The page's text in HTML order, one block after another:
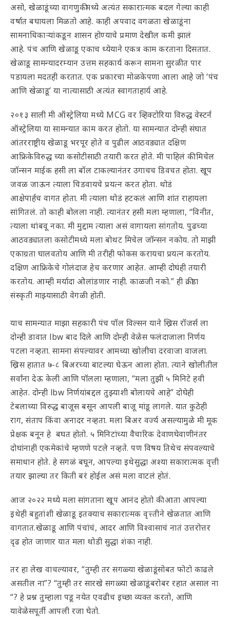
असो, खेळाडूंच्या वागणुकीमध्ये अत्यंत सकारात्मक बदल गेल्या काही
वर्षात बघायला मिळतो आहे. काही अपवाद वगळता खेळाडूंना
सामनाधिकाऱ्यांकडून शासन होण्याचे प्रमाण देखील कमी झालं
आहे. पंच आणि खेळाडू एकाच ध्येयाने एकत्र काम करताना दिसतात.
खेळाडू सामन्यादरम्यान उत्तम सहकार्य करून सामना सुरळीत पार
पडायला मदतही करतात. एक प्रकारचा मोळकेपणा आला आहे जो ‘पंच
आणि खेळाडू’ या नात्यासाठी अत्यंत स्वागताहार्य आहे.
२०१३ साली मी ऑस्ट्रेलिया मध्ये MCG वर व्हिक्टोरिया विरुद्ध वेस्टर्न
ऑस्ट्रेलिया या सामन्यात काम करत होतो. या सामन्यात दोन्ही संघात
आंतरराष्ट्रीय खेळाडू भरपूर होते व पुढील आठवड्यात दक्षिण
आफ्रिकेविरुद्ध च्या कसोटीसाठी तयारी करत होते. मी पाहिलं की मिचेल
जॉन्सन माईक हसी ला बॉल टाकल्यानंतर उगाचच डिवचत होता. खूप
जवळ जाऊन त्याला चिडवायचे प्रयत्न करत होता. थोडं
आक्षेपार्हच वागत होता. मी त्याला थोडं हटकलं आणि शांत राहायला
सांगितलं. तो काही बोलला नाही. त्यानंतर हसी मला म्हणाला, “विनीत,
त्याला थांबवू नका. मी मुद्दाम त्याला असं वागायला सांगतोय. पुढच्या
आठवड्यातला कसोटीमध्ये मला बोथट मिचेल जॉन्सन नकोय. तो माझी
एकाग्रता घालवतोय आणि मी तरीही फोकस करायचा प्रयत्न करतोय.
दक्षिण आफ्रिकेचे गोलंदाज हेच करणार आहेत. आम्ही दोघंही तयारी
करतोय. आम्ही मर्यादा ओलांडणार नाही. काळजी नको.” ही क्रीडा
संस्कृती माझ्यासाठी वेगळी होती.
याच सामन्यात माझा सहकारी पंच पॉल विल्सन याने ख्रिस रॉजर्स ला
दोन्ही डावात lbw बाद दिले आणि दोन्ही वेळेस फलंदाजाला निर्णय
पटला नव्हता. सामना संपल्यावर आमच्या खोलीचा दरवाजा वाजला.
ख्रिस हातात ७-८ बिअरच्या बाटल्या घेऊन आला होता. त्याने खोलीतील
सर्वांना देऊ केली आणि पॉलला म्हणाला, “मला तुझी ५ मिनिटे हवी
आहेत. दोन्ही lbw निर्णयांबद्दल तुझ्याशी बोलायचे आहे” दोघेही
टेबलाच्या विरुद्ध बाजूस बसून आपली बाजू मांडू लागले. यात कुठेही
राग, संताप किंवा अनादर नव्हता. मला बिअर वर्ज्य असल्यामुळे मी मूक
प्रेक्षक बनून हे बघत होतो. ५ मिनिटांच्या वैचारिक देवाणघेवाणीनंतर
दोघांनाही एकमेकांचे म्हणणे पटले नव्हते. पण विषय तिथेच संपवल्याचे
समाधान होते. हे सगळं बघून, आपल्या इथेसुद्धा अश्या सकारात्मक वृत्ती
तयार झाल्या तर किती बरं होईल असं मला वाटलं होतं.
आज २०२२ मध्ये मला सांगताना खूप आनंद होतो की आता आपल्या
इथेही बहुतांशी खेळाडू इतक्याच सकारात्मक वृत्त्तीने खेळतात आणि
वागतात.खेळाडू आणि पंचांचं, आदर आणि विश्वासाचं नातं उत्तरोत्तर
दृढ होत जाणार यात मला थोडी सुद्धा शंका नाही.
तर हा लेख वाचल्यावर, “तुम्ही तर सगळ्या खेळाडूंसोबत फोटो काढले
असतील ना”? “तुम्ही तर सारखे सगळ्या खेळाडूंबरोबर रहात असाल ना
“? हे प्रश्न तुम्हाला पडू नयेत एवढीच इच्छा व्यक्त करतो, आणि
यावेळेसपूर्ती आपली रजा घेतो.